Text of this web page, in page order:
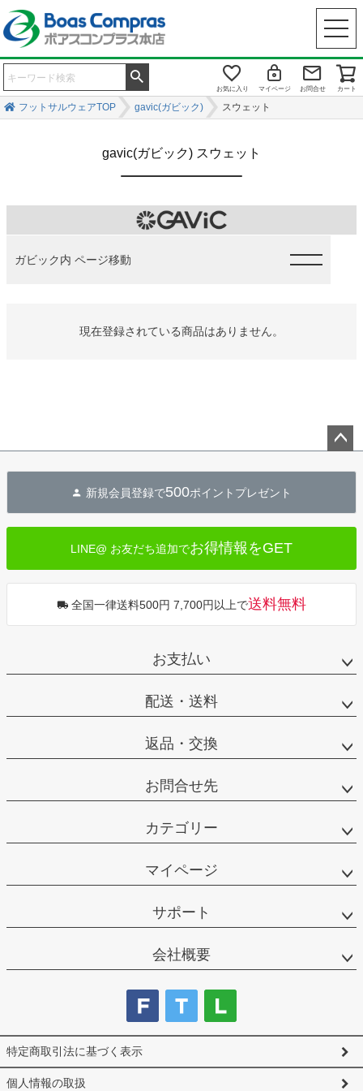
お気に入り マイページ お問合せ カート
フットサルウェアTOP gavic(ガビック) スウェット
gavic(ガビック) スウェット
ガビック内 ページ移動
現在登録されている商品はありません。
へ
新規会員登録で500ポイントプレゼント
LINE@ お友だち追加でお得情報をGET
全国一律送料500円 7,700円以上で送料無料
お支払い
配送・送料
返品・交換
お問合せ先
カテゴリー
マイページ
サポート
会社概要
特定商取引法に基づく表示
個人情報の取扱